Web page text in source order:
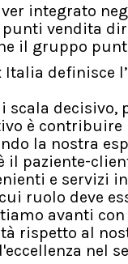
integrato
vendita
il gruppo
Italia definisce
scala
è
la nostra
paziente-
e servizi
ruolo deve
avanti
rispetto al
nel